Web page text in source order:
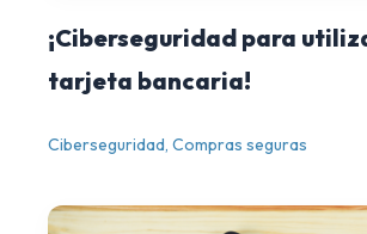
¡Ciberseguridad para
tarjeta bancaria!
Ciberseguridad, Compras seguras